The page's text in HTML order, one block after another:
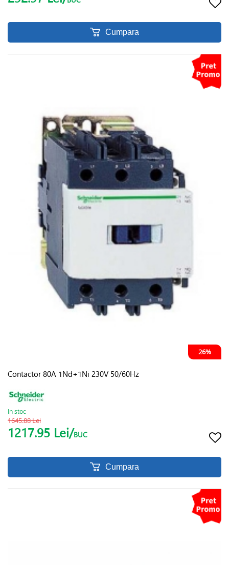
Cumpara
26%
Contactor 80A 1Nd+1Ni 230V 50/60Hz
In stoc
1645.88 Lei
1217.95 Lei/BUC
Cumpara